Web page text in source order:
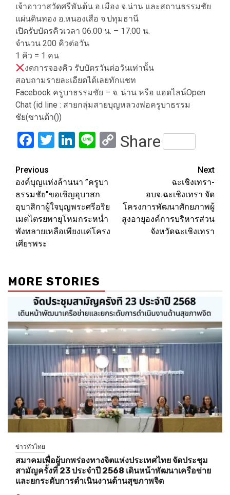
เจ้าอาวาสวัดศรีพันต้น อ.เมือง จ.น่าน และสถานธรรมชัย
แผ่นดินทอง อ.หนองเสือ จ.ปทุมธานี
เปิดรับบัตรคิวเวลา 06.00 น. – 17.00 น.
จำนวน 200 คิวต่อวัน
1 คิว = 1 คน
งดการจองคิว รับบัตรวันต่อวันเท่านั้น
สอบถามรายละเอียดได้เลยทักแชท
Facebook ครูบาธรรมชัย – จ. น่าน หรือ แอดไลน์Open
Chat (id line : สายกลุ่มสายบุญหลวงพ่อครูบาธรรม
ชัย(ซานต้า())
Facebook
Twitter
LinkedIn
LineCopy
Share
Post
navigation
Previous
องค์บุญแห่งล้านนา ”ครูบา
ธรรมชัย”ขอเชิญอุบาสก
อุบาสิกาผู้ใจบุญพระศรีอริย
เมตไตรยพายุโหมกระหน่ำ
พังทลายเหลือเพียงแค่โครง
เศียรพระ
Next
ฉะเชิงเทรา-
อบจ.ฉะเชิงเทรา จัด
โครงการพัฒนาศักยภาพผู้
สูงอายุองค์การบริหารส่วน
จังหวัดฉะเชิงเทรา
MORE STORIES
ข่าวทั่วไทย
สมาคมเพื่อผู้บกพร่องทางจิตแห่งประเทศไทย จัดประชุม
สามัญครั้งที่ 23 ประจำปี 2568 เดินหน้าพัฒนาเครือข่าย
และยกระดับการดำเนินงานด้านสุขภาพจิต